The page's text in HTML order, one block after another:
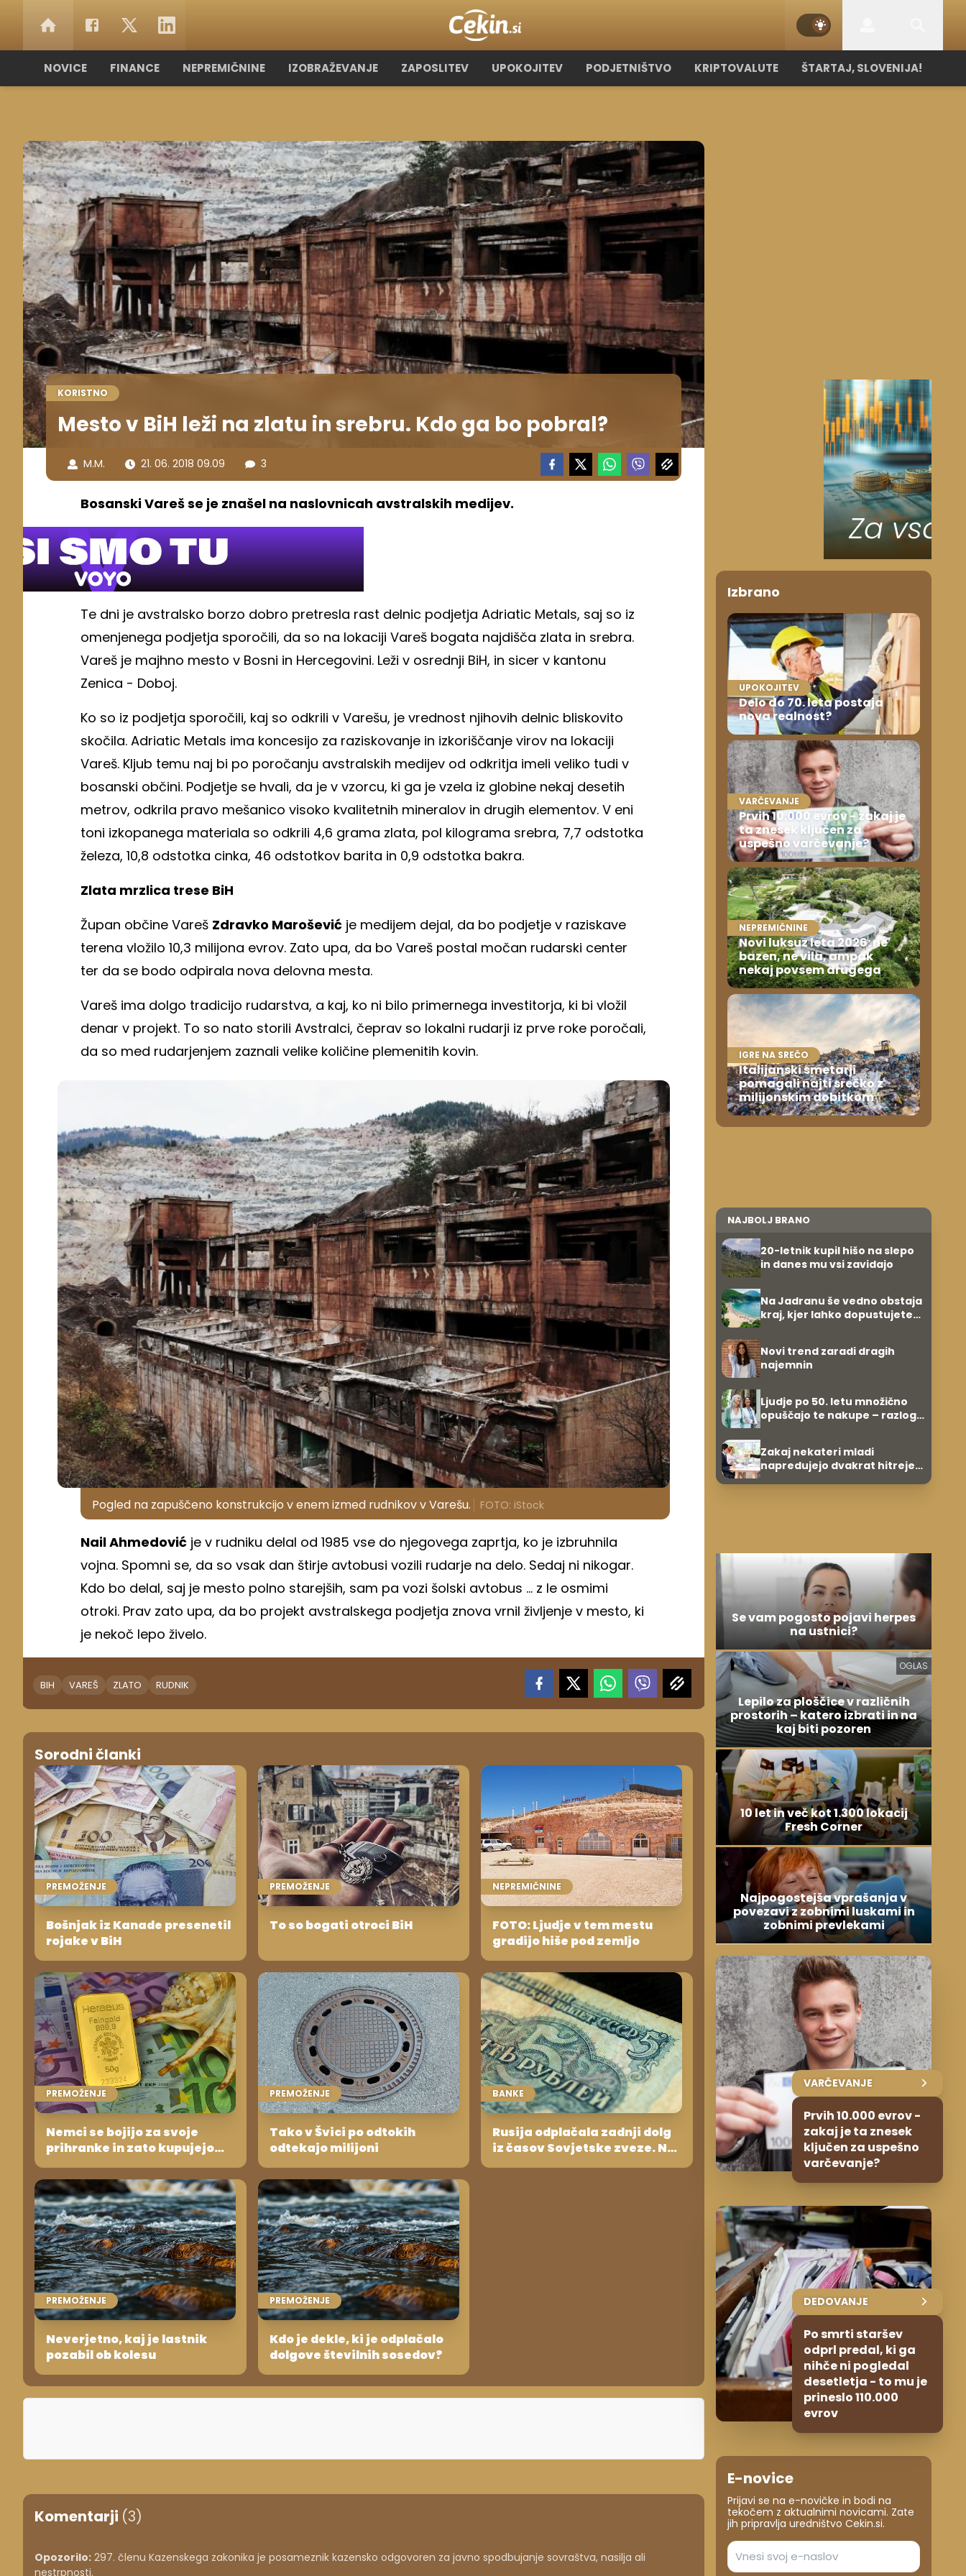
NOVICE FINANCE NEPREMIČNINE IZOBRAŽEVANJE ZAPOSLITEV UPOKOJITEV PODJETNIŠTVO KRIPTOVALUTE ŠTARTAJ, SLOVENIJA!
KORISTNO
Mesto v BiH leži na zlatu in srebru. Kdo ga bo pobral?
M.M. 21. 06. 2018 09.09 3
Bosanski Vareš se je znašel na naslovnicah avstralskih medijev.
Te dni je avstralsko borzo dobro pretresla rast delnic podjetja Adriatic Metals, saj so iz
omenjenega podjetja sporočili, da so na lokaciji Vareš bogata najdišča zlata in srebra.
Vareš je majhno mesto v Bosni in Hercegovini. Leži v osrednji BiH, in sicer v kantonu
Zenica - Doboj.
Ko so iz podjetja sporočili, kaj so odkrili v Varešu, je vrednost njihovih delnic bliskovito
skočila. Adriatic Metals ima koncesijo za raziskovanje in izkoriščanje virov na lokaciji
Vareš. Kljub temu naj bi po poročanju avstralskih medijev od odkritja imeli veliko tudi v
bosanski občini. Podjetje se hvali, da je v vzorcu, ki ga je vzela iz globine nekaj desetih
metrov, odkrila pravo mešanico visoko kvalitetnih mineralov in drugih elementov. V eni
toni izkopanega materiala so odkrili 4,6 grama zlata, pol kilograma srebra, 7,7 odstotka
železa, 10,8 odstotka cinka, 46 odstotkov barita in 0,9 odstotka bakra.
Zlata mrzlica trese BiH
Župan občine Vareš Zdravko Marošević je medijem dejal, da bo podjetje v raziskave
terena vložilo 10,3 milijona evrov. Zato upa, da bo Vareš postal močan rudarski center
ter da se bodo odpirala nova delovna mesta.
Vareš ima dolgo tradicijo rudarstva, a kaj, ko ni bilo primernega investitorja, ki bi vložil
denar v projekt. To so nato storili Avstralci, čeprav so lokalni rudarji iz prve roke poročali,
da so med rudarjenjem zaznali velike količine plemenitih kovin.
Pogled na zapuščeno konstrukcijo v enem izmed rudnikov v Varešu. FOTO: iStock
Nail Ahmedović je v rudniku delal od 1985 vse do njegovega zaprtja, ko je izbruhnila
vojna. Spomni se, da so vsak dan štirje avtobusi vozili rudarje na delo. Sedaj ni nikogar.
Kdo bo delal, saj je mesto polno starejših, sam pa vozi šolski avtobus ... z le osmimi
otroki. Prav zato upa, da bo projekt avstralskega podjetja znova vrnil življenje v mesto, ki
je nekoč lepo živelo.
BIH VAREŠ ZLATO RUDNIK
Sorodni članki
PREMOŽENJE
Bošnjak iz Kanade presenetil
rojake v BiH
PREMOŽENJE
To so bogati otroci BiH
NEPREMIČNINE
FOTO: Ljudje v tem mestu
gradijo hiše pod zemljo
PREMOŽENJE
Nemci se bojijo za svoje
prihranke in zato kupujejo
zlato
PREMOŽENJE
Tako v Švici po odtokih
odtekajo milijoni
BANKE
Rusija odplačala zadnji dolg
iz časov Sovjetske zveze. Ne
boste verjeli, kateri državi!
PREMOŽENJE
Neverjetno, kaj je lastnik
pozabil ob kolesu
PREMOŽENJE
Kdo je dekle, ki je odplačalo
dolgove številnih sosedov?
Komentarji (3)
Opozorilo: 297. členu Kazenskega zakonika je posameznik kazensko odgovoren za javno spodbujanje sovraštva, nasilja ali
nestrpnosti.
Izbrano
UPOKOJITEV
Delo do 70. leta postaja
nova realnost?
VARČEVANJE
Prvih 10.000 evrov - zakaj je
ta znesek ključen za
uspešno varčevanje?
NEPREMIČNINE
Novi luksuz leta 2026: ne
bazen, ne vila, ampak
nekaj povsem drugega
IGRE NA SREČO
Italijanski smetarji
pomagali najti srečko z
milijonskim dobitkom
NAJBOLJ BRANO
20-letnik kupil hišo na slepo
in danes mu vsi zavidajo
Na Jadranu še vedno obstaja
kraj, kjer lahko dopustujete
Novi trend zaradi dragih
najemnin
Ljudje po 50. letu množično
opuščajo te nakupe – razlog
Zakaj nekateri mladi
napredujejo dvakrat hitreje
Se vam pogosto pojavi herpes
na ustnici?
OGLAS
Lepilo za ploščice v različnih
prostorih – katero izbrati in na
kaj biti pozoren
10 let in več kot 1.300 lokacij
Fresh Corner
Najpogostejša vprašanja v
povezavi z zobnimi luskami in
zobnimi prevlekami
VARČEVANJE
Prvih 10.000 evrov -
zakaj je ta znesek
ključen za uspešno
varčevanje?
DEDOVANJE
Po smrti staršev
odprl predal, ki ga
nihče ni pogledal
desetletja - to mu je
prineslo 110.000
evrov
E-novice
Prijavi se na e-novičke in bodi na
tekočem z aktualnimi novicami. Zate
jih pripravlja uredništvo Cekin.si.